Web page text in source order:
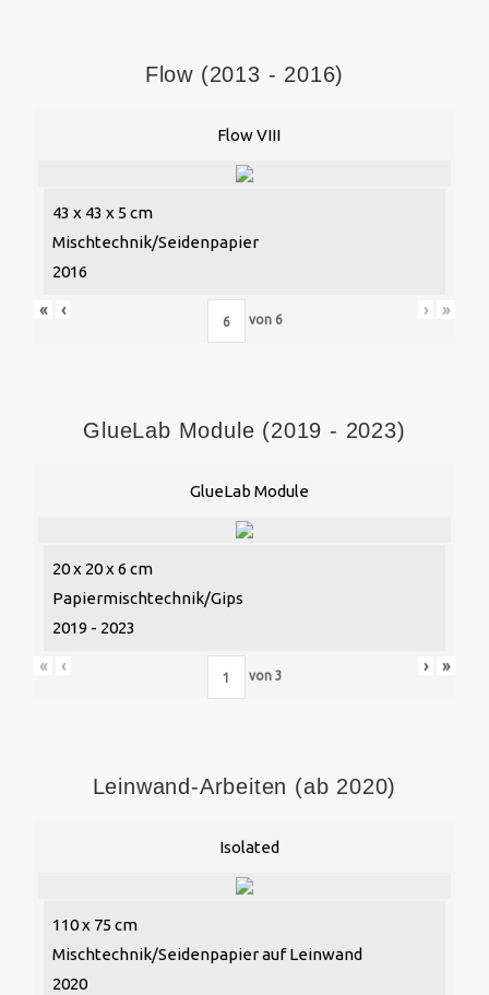
Flow (2013 - 2016)
Flow VIII
43 x 43 x 5 cm
Mischtechnik/Seidenpapier
2016
« ‹
von 6
› »
GlueLab Module (2019 - 2023)
GlueLab Module
20 x 20 x 6 cm
Papiermischtechnik/Gips
2019 - 2023
« ‹
von 3
› »
Leinwand-Arbeiten (ab 2020)
Isolated
110 x 75 cm
Mischtechnik/Seidenpapier auf Leinwand
2020